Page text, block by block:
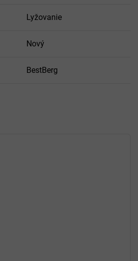
Lyžovanie
Nový
BestBerg